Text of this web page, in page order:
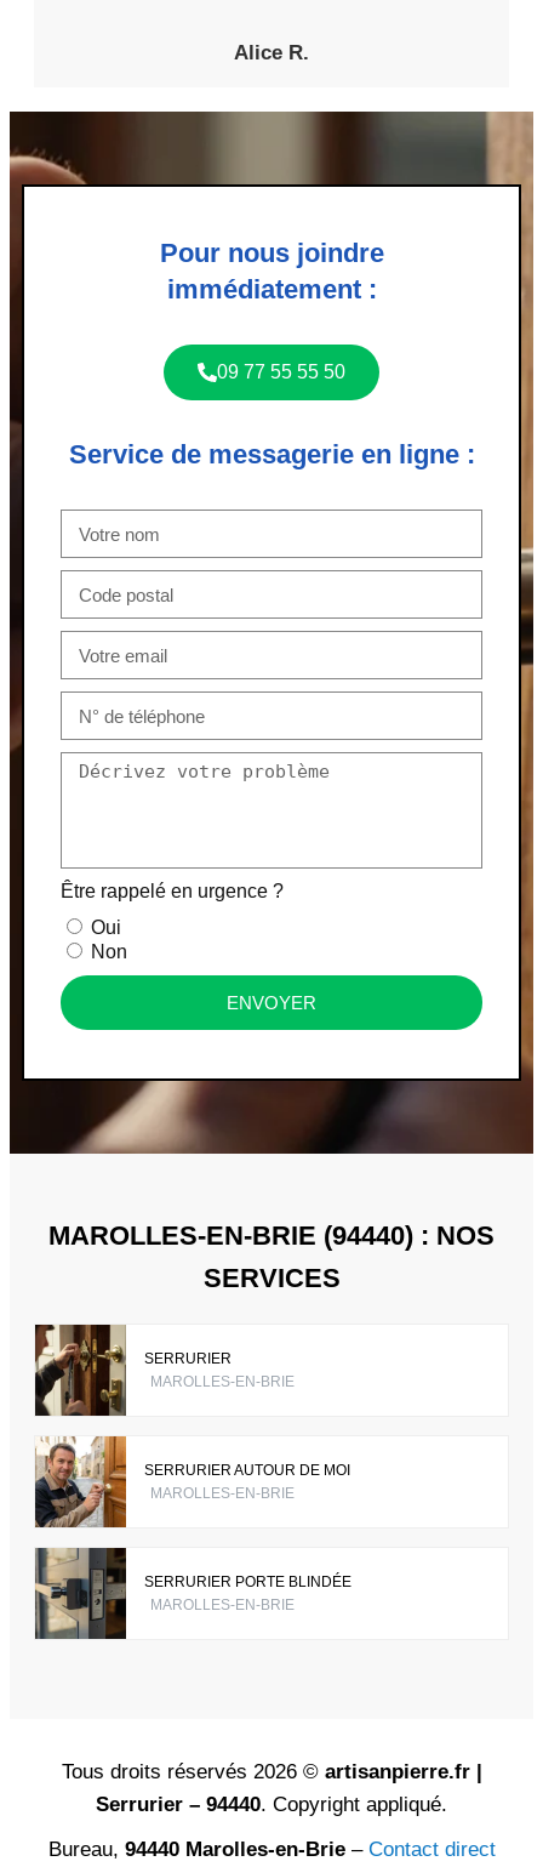
Alice R.
Pour nous joindre
immédiatement :
09 77 55 55 50
Service de messagerie en ligne :
Être rappelé en urgence ?
Oui
Non
ENVOYER
MAROLLES-EN-BRIE (94440) : NOS
SERVICES
SERRURIER
MAROLLES-EN-BRIE
SERRURIER AUTOUR DE MOI
MAROLLES-EN-BRIE
SERRURIER PORTE BLINDÉE
MAROLLES-EN-BRIE
Tous droits réservés 2026 © artisanpierre.fr |
Serrurier – 94440. Copyright appliqué.
Bureau, 94440 Marolles-en-Brie– Contact direct